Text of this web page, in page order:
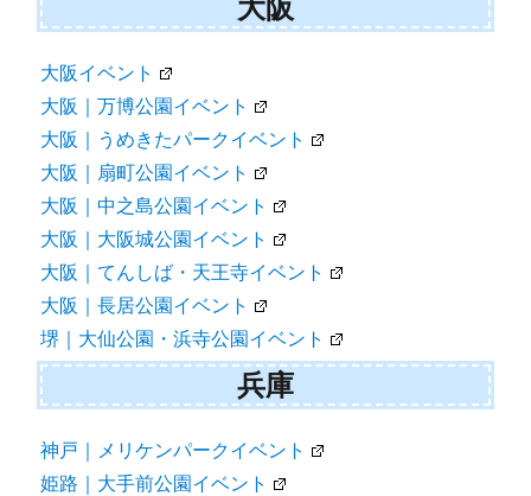
大阪
大阪イベント
大阪｜万博公園イベント
大阪｜うめきたパークイベント
大阪｜扇町公園イベント
大阪｜中之島公園イベント
大阪｜大阪城公園イベント
大阪｜てんしば・天王寺イベント
大阪｜長居公園イベント
堺｜大仙公園・浜寺公園イベント
兵庫
神戸｜メリケンパークイベント
姫路｜大手前公園イベント